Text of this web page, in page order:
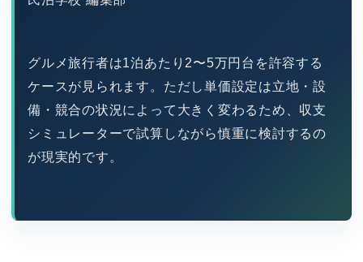
グルメ旅行者は1泊あたり2〜5万円台を許容する
ケースが見られます。ただし単価設定は立地・設
備・競合の状況によって大きく変わるため、収支
シミュレーターで試算しながら慎重に検討するの
が現実的です。